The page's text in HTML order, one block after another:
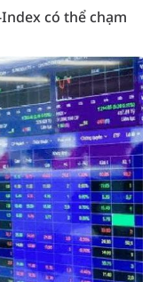
có thể chạm